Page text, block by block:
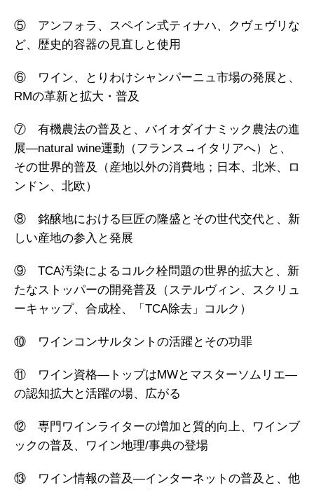
⑤ アンフォラ、スペイン式ティナハ、クヴェヴリな
ど、歴史的容器の見直しと使用
⑥ ワイン、とりわけシャンパーニュ市場の発展と、
RMの革新と拡大・普及
⑦ 有機農法の普及と、バイオダイナミック農法の進
展―natural wine運動（フランス→イタリアへ）と、
その世界的普及（産地以外の消費地；日本、北米、ロ
ンドン、北欧）
⑧ 銘醸地における巨匠の隆盛とその世代交代と、新
しい産地の参入と発展
⑨ TCA汚染によるコルク栓問題の世界的拡大と、新
たなストッパーの開発普及（ステルヴィン、スクリュ
ーキャップ、合成栓、「TCA除去」コルク）
⑩ ワインコンサルタントの活躍とその功罪
⑪ ワイン資格―トップはMWとマスターソムリエ―
の認知拡大と活躍の場、広がる
⑫ 専門ワインライターの増加と質的向上、ワインブ
ックの普及、ワイン地理/事典の登場
⑬ ワイン情報の普及―インターネットの普及と、他